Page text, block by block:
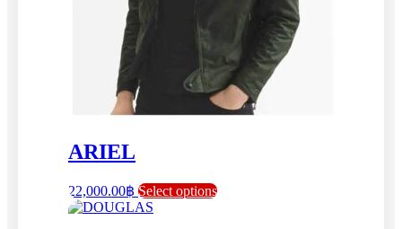
ARIEL
22,000.00฿ Select optionsThis